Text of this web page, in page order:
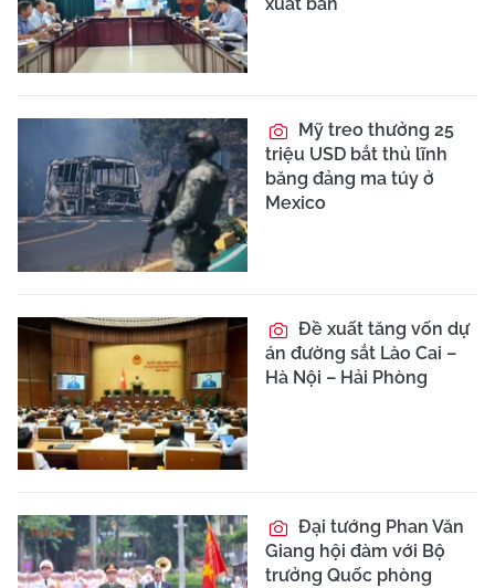
xuất bản
Mỹ treo thưởng 25
triệu USD bắt thủ lĩnh
băng đảng ma túy ở
Mexico
Đề xuất tăng vốn dự
án đường sắt Lào Cai –
Hà Nội – Hải Phòng
Đại tướng Phan Văn
Giang hội đàm với Bộ
trưởng Quốc phòng